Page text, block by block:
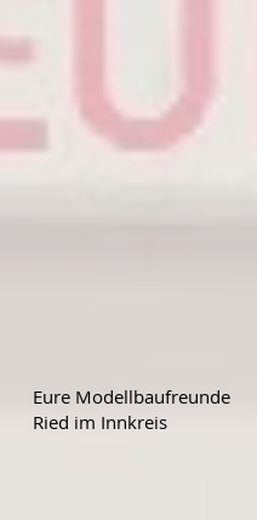
Eure Modellbaufreunde
Ried im Innkreis